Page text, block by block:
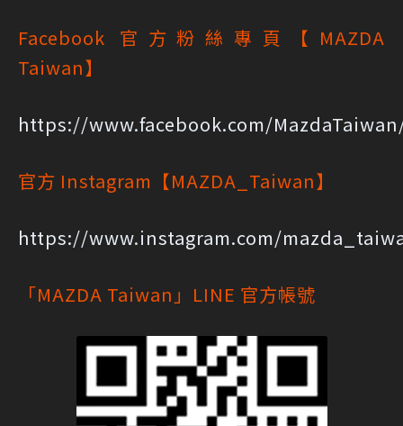
Facebook 官方粉絲專頁【MAZDA
Taiwan】
https://www.facebook.com/
官方 Instagram【MAZDA_Taiwan】
https://www.instagram.com/
「MAZDA Taiwan」LINE 官方帳號